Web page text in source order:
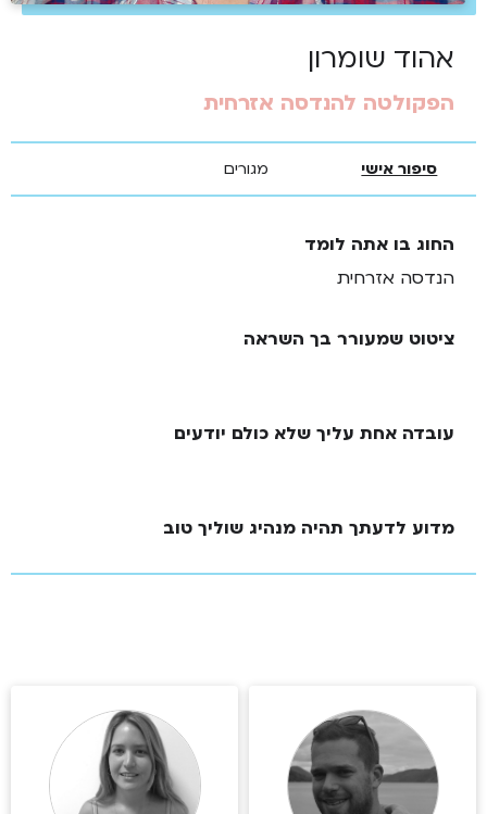
אהוד שומרון
הפקולטה להנדסה אזרחית
סיפור אישי מגורים
החוג בו אתה לומד
הנדסה אזרחית
ציטוט שמעורר בך השראה
עובדה אחת עליך שלא כולם יודעים
מדוע לדעתך תהיה מנהיג שוליך טוב